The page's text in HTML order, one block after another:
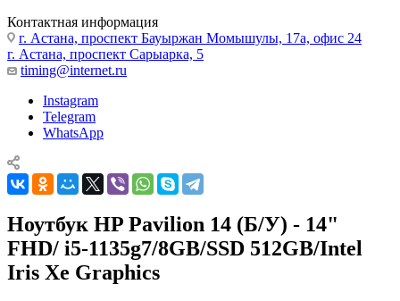
Контактная информация
г. Астана, проспект Бауыржан Момышулы, 17а, офис 24
г. Астана, проспект Сарыарка, 5
timing@internet.ru
Instagram
Telegram
WhatsApp
Ноутбук HP Pavilion 14 (Б/У) - 14"
FHD/ i5-1135g7/8GB/SSD 512GB/Intel
Iris Xe Graphics